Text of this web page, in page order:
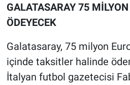
GALATASARAY 75 MİLYON
ÖDEYECEK
Galatasaray, 75 milyon
içinde taksitler halinde
İtalyan futbol gazetecisi